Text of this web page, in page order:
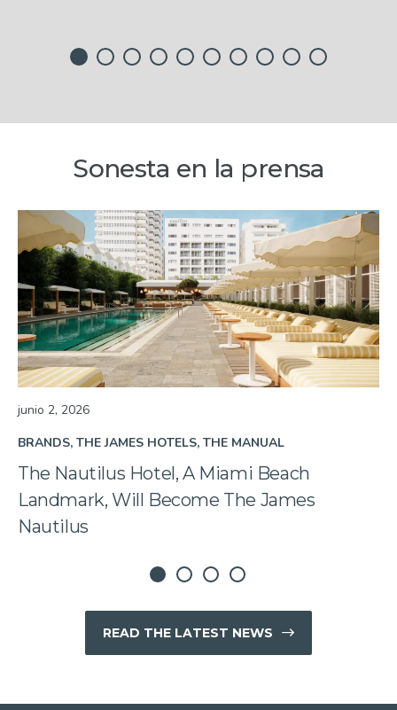
Sonesta en la prensa
junio 2, 2026
BRANDS THE JAMES HOTELS THE MANUAL
The Nautilus Hotel, A Miami Beach
Landmark, Will Become The James
Nautilus
READ THE LATEST NEWS